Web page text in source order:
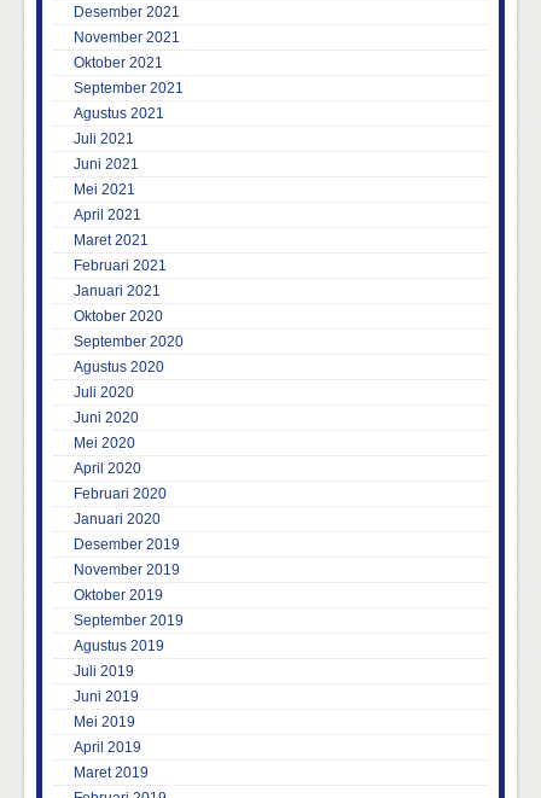
Desember 2021
November 2021
Oktober 2021
September 2021
Agustus 2021
Juli 2021
Juni 2021
Mei 2021
April 2021
Maret 2021
Februari 2021
Januari 2021
Oktober 2020
September 2020
Agustus 2020
Juli 2020
Juni 2020
Mei 2020
April 2020
Februari 2020
Januari 2020
Desember 2019
November 2019
Oktober 2019
September 2019
Agustus 2019
Juli 2019
Juni 2019
Mei 2019
April 2019
Maret 2019